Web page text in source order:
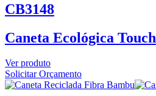
CB3148
Caneta Ecológica Touch
Ver produto
Solicitar Orçamento